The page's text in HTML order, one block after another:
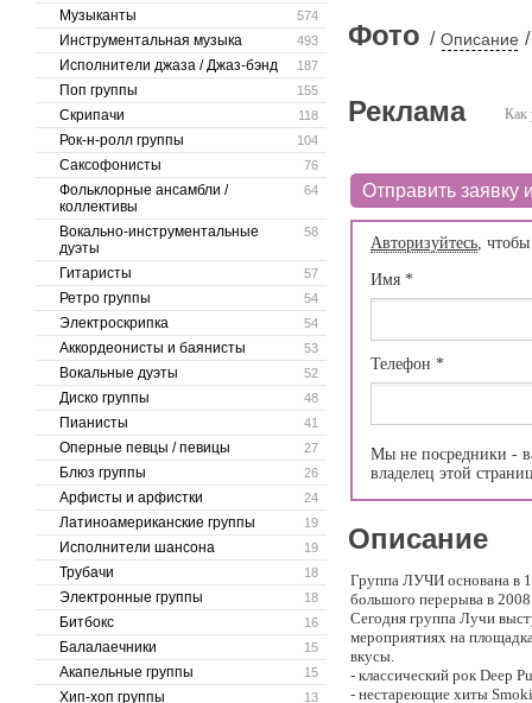
574
Музыканты
493
Инструментальная музыка
187
Исполнители джаза / Джаз-бэнд
155
Поп группы
118
Скрипачи
104
Рок-н-ролл группы
76
Саксофонисты
64
Фольклорные ансамбли /
коллективы
58
Вокально-инструментальные
дуэты
57
Гитаристы
54
Ретро группы
54
Электроскрипка
53
Аккордеонисты и баянисты
52
Вокальные дуэты
48
Диско группы
41
Пианисты
27
Оперные певцы / певицы
26
Блюз группы
24
Арфисты и арфистки
19
Латиноамериканские группы
19
Исполнители шансона
18
Трубачи
18
Электронные группы
16
Битбокс
15
Балалаечники
15
Акапельные группы
13
Хип-хоп группы
Фото / Описание /
Как
Реклама
Отправить заявку
Авторизуйтесь,
Имя *
Телефон *
Мы не посредники -
владелец этой
Описание
Группа ЛУЧИ основана в
большого перерыва в
Сегодня группа Лучи
мероприятиях на
вкусы.
- классический рок Deep
- нестареющие хиты